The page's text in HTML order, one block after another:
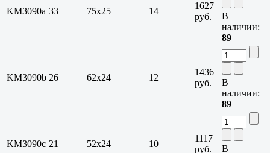
KM3090a 33 75х25 14
1627
руб.
В
наличии:
89
KM3090b 26 62х24 12
1436
руб.
В
наличии:
89
KM3090c 21 52х24 10
1117
руб.
В